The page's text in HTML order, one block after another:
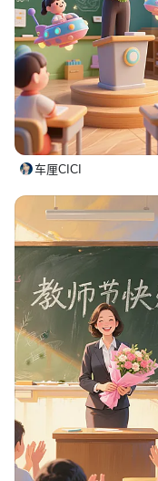
车厘CICI